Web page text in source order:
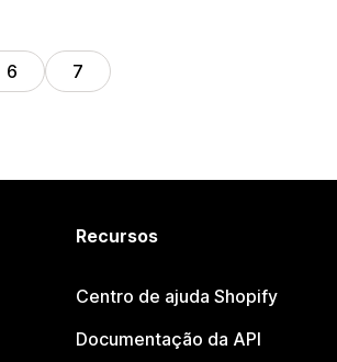
6 7
Recursos
Centro de ajuda Shopify
Documentação da API